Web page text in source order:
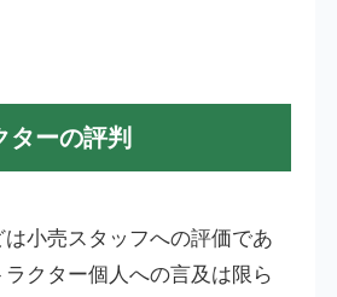
ターの評判
小売スタッフへの評価であ
クター個人への言及は限ら